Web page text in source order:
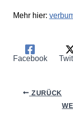
Mehr hier:
Facebook
ZURÜCK